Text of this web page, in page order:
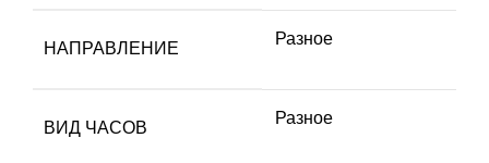
НАПРАВЛЕНИЕ
Разное
ВИД ЧАСОВ
Разное